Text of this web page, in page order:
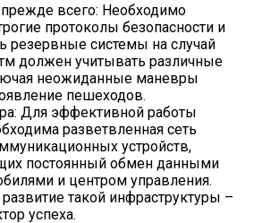
прежде всего: Необходимо
протоколы безопасности и
резервные системы на случай
должен учитывать различные
неожиданные маневры
пешеходов.
Для эффективной работы
разветвленная сеть
устройств,
постоянный обмен данными
и центром управления.
такой инфраструктуры –
успеха.